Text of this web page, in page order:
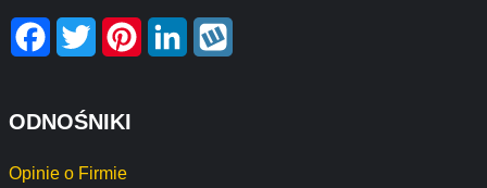
Facebook
Twitter PinterestLinkedIn
ODNOŚNIKI
Opinie o Firmie